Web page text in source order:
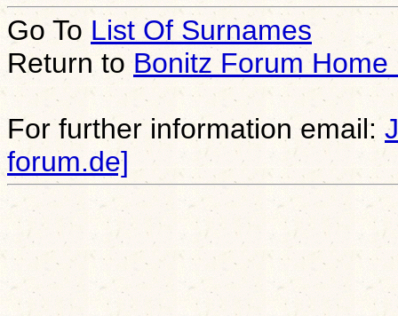
Go To List Of Surnames
Return toBonitz Forum Home
For further information email:
forum.de]